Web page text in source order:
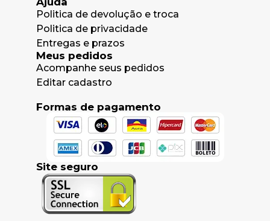
Politica de devolução e troca
Politica de privacidade
Entregas e prazos
Meus pedidos
Acompanhe seus pedidos
Editar cadastro
Formas de pagamento
Site seguro